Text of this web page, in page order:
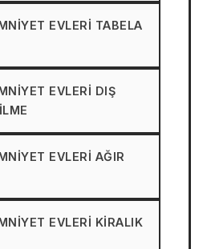
EVLERI TABELA
EVLERI DIŞ
EVLERI AĞIR
EVLERI KIRALIK